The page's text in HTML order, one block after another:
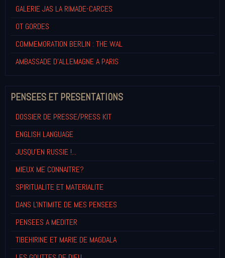
GALERIE JAS LA RIMADE-CARCES
OT GORDES
COMMEMORATION BERLIN : THE WAL
AMBASSADE D'ALLEMAGNE A PARIS
PENSEES ET PRESENTATIONS
DOSSIER DE PRESSE/PRESS KIT
ENGLISH LANGUAGE
JUSQU'EN RUSSIE !...
MIEUX ME CONNAITRE?
SPIRITUALITE ET MATERIALITE
DANS L'INTIMITE DE MES PENSEES
PENSEES A MEDITER
TIBEHIRINE ET MARIE DE MAGDALA